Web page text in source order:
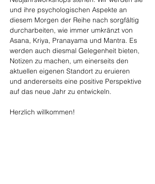
und ihre psychologischen Aspekte an
diesem Morgen der Reihe nach sorgfältig
durcharbeiten, wie immer umkränzt von
Asana, Kriya, Pranayama und Mantra. Es
werden auch diesmal Gelegenheit bieten,
Notizen zu machen, um einerseits den
aktuellen eigenen Standort zu eruieren
und andererseits eine positive Perspektive
auf das neue Jahr zu entwickeln.
Herzlich willkommen!